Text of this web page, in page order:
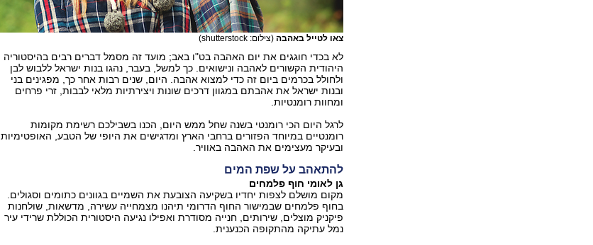
צאו לטייל באהבה (צילום: shutterstock)
לא בכדי חוגגים את יום האהבה בט"ו באב; מועד זה מסמל דברים רבים בהיסטוריה
היהודית הקשורים לאהבה ונישואים. כך למשל, בעבר, נהגו בנות ישראל ללבוש לבן
ולחולל בכרמים ביום זה כדי למצוא אהבה. היום, שנים רבות אחר כך, מפגינים בני
ובנות ישראל את אהבתם במגוון דרכים שונות ויצירתיות מלאי לבבות, זרי פרחים
ומחוות רומנטיות.
לרגל היום הכי רומנטי בשנה שחל ממש היום, הכנו בשבילכם רשימת מקומות
רומנטיים במיוחד הפזורים ברחבי הארץ ומדגישים את היופי של הטבע, האופטימיות
ובעיקר מעצימים את האהבה באוויר.
להתאהב על שפת המים
גן לאומי חוף פלמחים
מקום מושלם לצפות יחדיו בשקיעה הצובעת את השמיים בגוונים כתומים וסגולים.
בחוף פלמחים שבמישור החוף הדרומי תיהנו מצמחייה עשירה, מדשאות, שולחנות
פיקניק מוצלים, שירותים, חנייה מסודרת ואפילו נגיעה היסטורית הכוללת שרידי עיר
נמל עתיקה מהתקופה הכנענית.